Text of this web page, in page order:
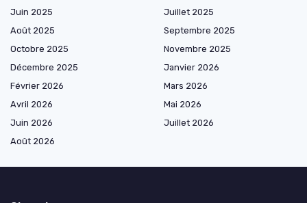
Juin 2025
Juillet 2025
Août 2025
Septembre 2025
Octobre 2025
Novembre 2025
Décembre 2025
Janvier 2026
Février 2026
Mars 2026
Avril 2026
Mai 2026
Juin 2026
Juillet 2026
Août 2026